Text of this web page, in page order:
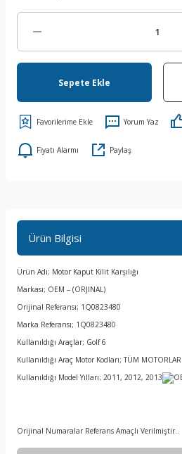
Sepete Ekle
Yorum Yaz
Fiyatı Alarmı Paylaş
Ürün Bilgisi
Ürün Adı; Motor Kaput Kilit Karşılığı
Markası; OEM – (ORJINAL)
Orijinal Referansı; 1Q0823480
Marka Referansı; 1Q0823480
Kullanıldığı Araçlar; Golf 6
Kullanıldığı Araç Motor Kodları; TÜM MOTORLAR
Kullanıldığı Model Yılları; 2011, 2012, 2013
Orijinal Numaralar Referans Amaçlı Verilmiştir..